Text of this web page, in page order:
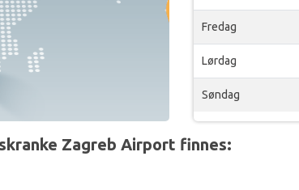
Fredag
Lørdag
Søndag
Zagreb Airport finnes: